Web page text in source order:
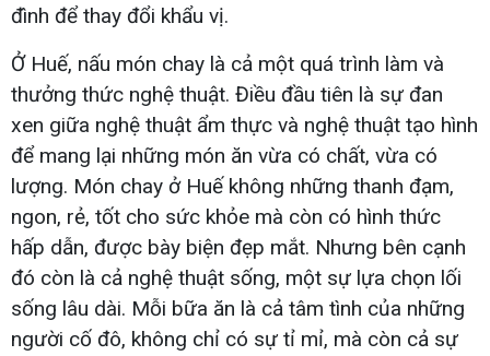
đình để thay đổi khẩu vị.
Ở Huế, nấu món chay là cả một quá trình làm và
thưởng thức nghệ thuật. Điều đầu tiên là sự đan
xen giữa nghệ thuật ẩm thực và nghệ thuật tạo hình
để mang lại những món ăn vừa có chất, vừa có
lượng. Món chay ở Huế không những thanh đạm,
ngon, rẻ, tốt cho sức khỏe mà còn có hình thức
hấp dẫn, được bày biện đẹp mắt. Nhưng bên cạnh
đó còn là cả nghệ thuật sống, một sự lựa chọn lối
sống lâu dài. Mỗi bữa ăn là cả tâm tình của những
người cố đô, không chỉ có sự tỉ mỉ, mà còn cả sự